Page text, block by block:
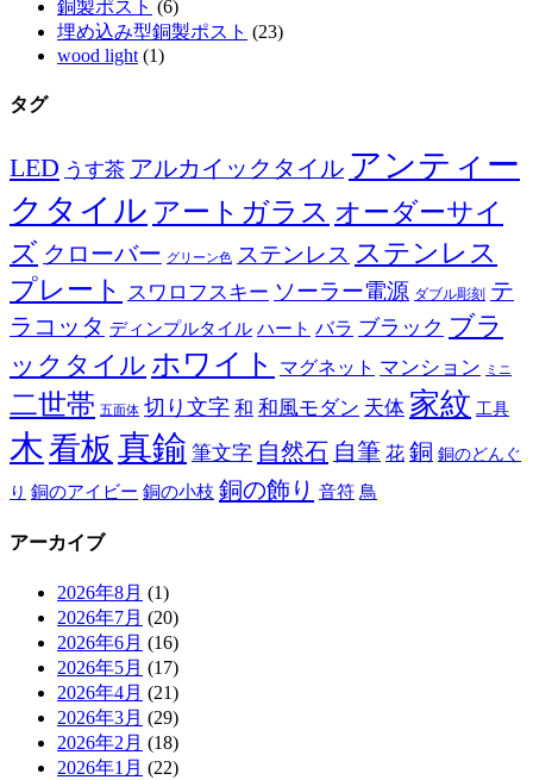
銅製ポスト (6)
埋め込み型銅製ポスト (23)
wood light (1)
タグ
LED うす茶 アルカイックタイル アンティー
クタイル アートガラス オーダーサイ
ズ クローバー グリーン色 ステンレス ステンレス
プレート スワロフスキー ソーラー電源 ダブル彫刻 テ
ラコッタ ディンプルタイル ハート バラ ブラック ブラ
ックタイル ホワイト マグネット マンション ミニ
二世帯 五面体 切り文字 和 和風モダン 天体 家紋 工具
木看板 真鍮 筆文字 自然石 自筆 花 銅 銅のどんぐ
り 銅のアイビー 銅の小枝 銅の飾り 音符 鳥
アーカイブ
2026年8月 (1)
2026年7月 (20)
2026年6月 (16)
2026年5月 (17)
2026年4月 (21)
2026年3月 (29)
2026年2月 (18)
2026年1月 (22)